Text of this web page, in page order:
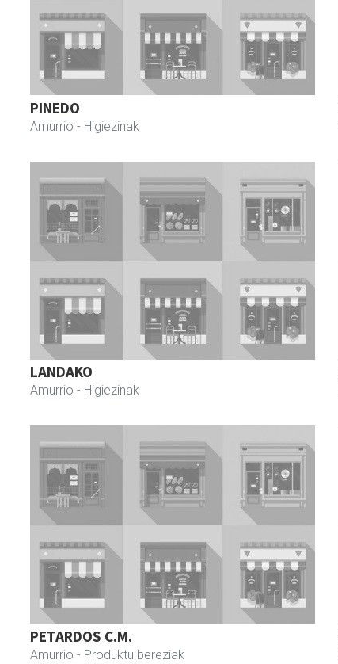
PINEDO
Amurrio - Higiezinak
LANDAKO
Amurrio - Higiezinak
PETARDOS C.M.
Amurrio - Produktu bereziak